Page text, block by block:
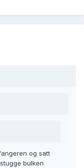
og satt
bulken